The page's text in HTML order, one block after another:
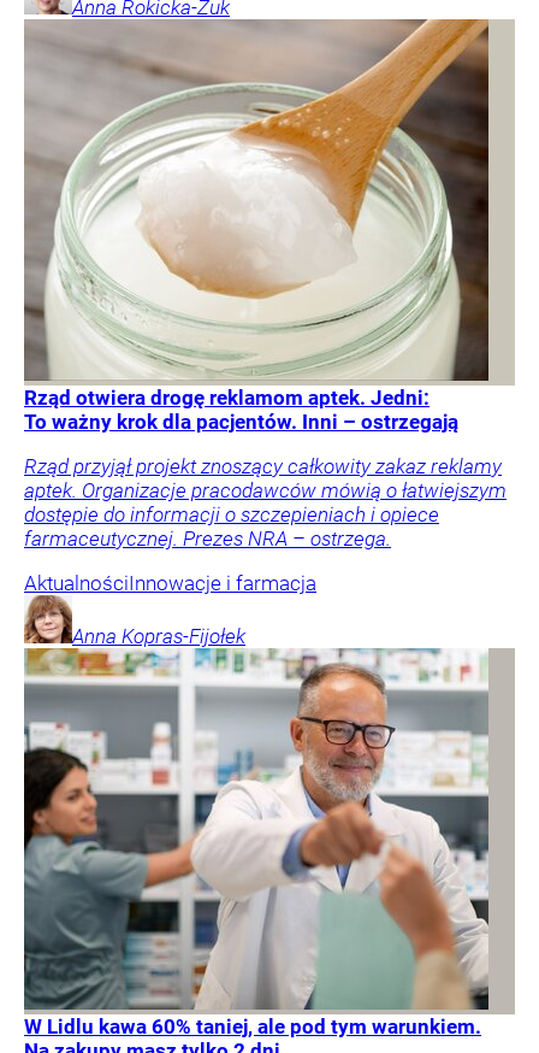
Anna Rokicka-Żuk
Rząd otwiera drogę reklamom aptek. Jedni:
To ważny krok dla pacjentów. Inni – ostrzegają
Rząd przyjął projekt znoszący całkowity zakaz reklamy
aptek. Organizacje pracodawców mówią o łatwiejszym
dostępie do informacji o szczepieniach i opiece
farmaceutycznej. Prezes NRA – ostrzega.
AktualnościInnowacje i farmacja
Anna Kopras-Fijołek
W Lidlu kawa 60% taniej, ale pod tym warunkiem.